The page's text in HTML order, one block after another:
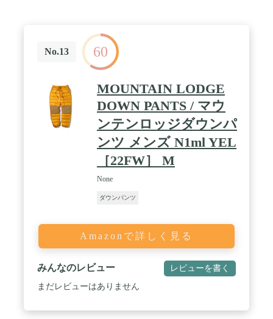
No.13 60
MOUNTAIN LODGE
DOWN PANTS / マウ
ンテンロッジダウンパ
ンツ メンズ N1ml YEL
［22FW］ M
None
ダウンパンツ
Amazonで詳しく見る
みんなのレビュー レビューを書く
まだレビューはありません